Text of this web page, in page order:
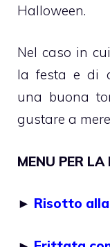
Halloween.
Nel caso in
la festa e di
una buona
gustare a
MENU PER
► Risotto